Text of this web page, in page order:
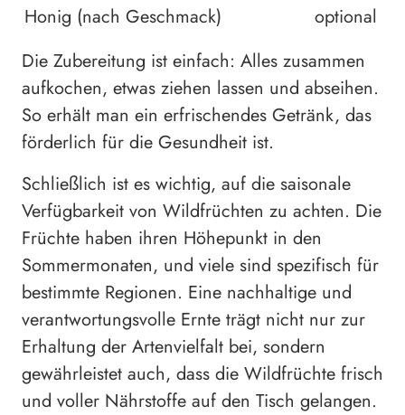
Honig (nach Geschmack)
optional
Die Zubereitung ist einfach: Alles zusammen
aufkochen, etwas ziehen lassen und abseihen.
So erhält man ein erfrischendes Getränk, das
förderlich für die Gesundheit ist.
Schließlich ist es wichtig, auf die saisonale
Verfügbarkeit von Wildfrüchten zu achten. Die
Früchte haben ihren Höhepunkt in den
Sommermonaten, und viele sind spezifisch für
bestimmte Regionen. Eine nachhaltige und
verantwortungsvolle Ernte trägt nicht nur zur
Erhaltung der Artenvielfalt bei, sondern
gewährleistet auch, dass die Wildfrüchte frisch
und voller Nährstoffe auf den Tisch gelangen.